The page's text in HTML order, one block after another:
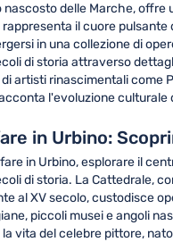
nascosto delle Marche,
il cuore
in una collezione di
di storia attraverso
artisti rinascimentali come
l'evoluzione culturale
in Urbino:
in Urbino, esplorare il
di storia. La Cattedrale,
al XV secolo, custodisce
piccoli musei e angoli
vita del celebre pittore,